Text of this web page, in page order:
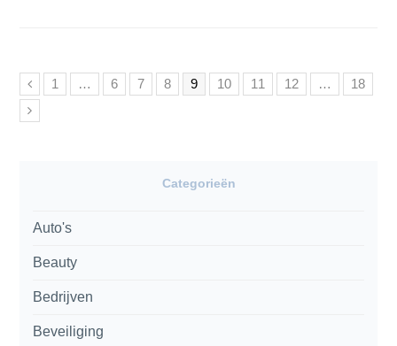
VorigePage
1 … Page
6 Page
7 Page
8 Page
9 Page
10 Page
11 Page
12 … Page
18
Volgende
Categorieën
Auto's
Beauty
Bedrijven
Beveiliging